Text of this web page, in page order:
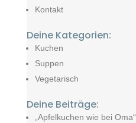
Kontakt
Deine Kategorien:
Kuchen
Suppen
Vegetarisch
Deine Beiträge:
„Apfelkuchen wie bei Oma“